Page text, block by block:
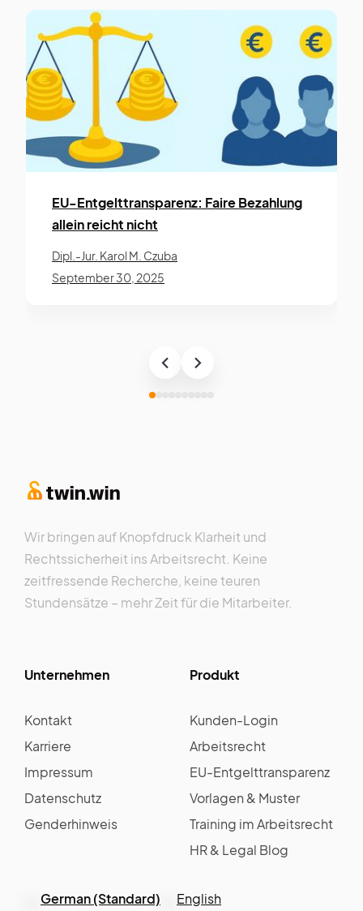
EU-Entgelt­­trans­­parenz: Faire Be­zahl­ung
allein reicht nicht
Dipl.-Jur. Karol M. Czuba
September 30, 2025
Wir bringen auf Knopfdruck Klarheit und
Rechtssicherheit ins Arbeitsrecht. Keine
zeitfressende Recherche, keine teuren
Stundensätze – mehr Zeit für die Mitarbeiter.
Unternehmen
Kontakt
Karriere
Impressum
Datenschutz
Genderhinweis
Produkt
Kunden-Login
Arbeitsrecht
EU-Entgelttransparenz
Vorlagen & Muster
Training im Arbeitsrecht
HR & Legal Blog
German (Standard) English